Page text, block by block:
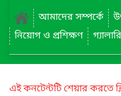
আমাদের সম্পর্কে
নিয়োগ ও প্রশিক্ষণ
গ্যালারি
এই কনটেন্টটি শেয়ার করতে